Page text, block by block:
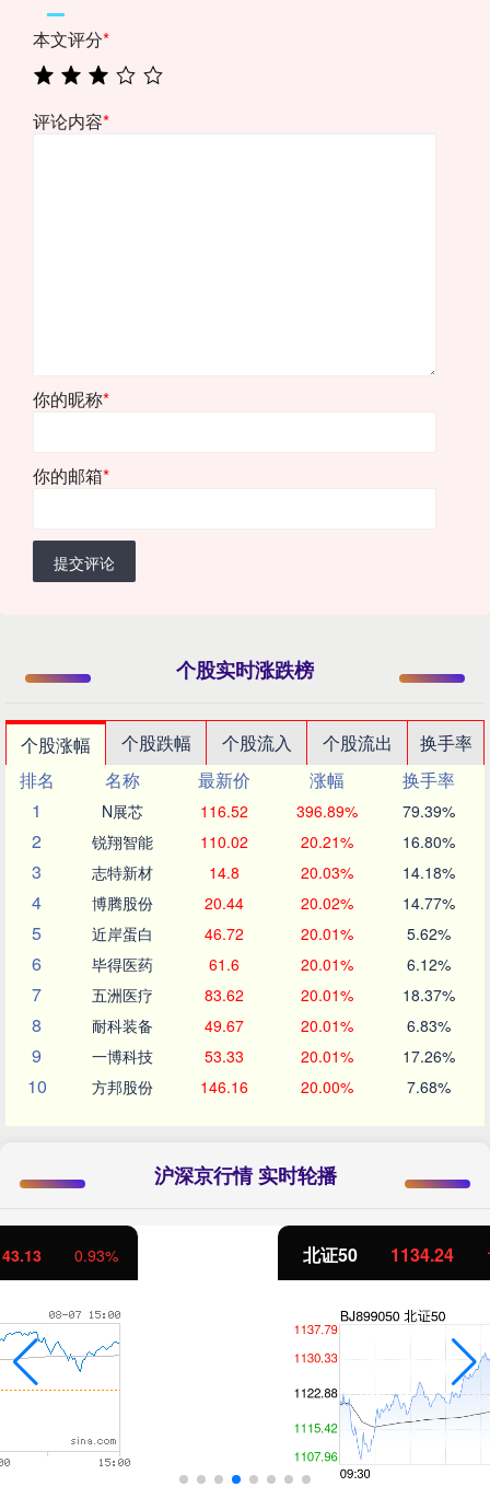
本文评分*
评论内容*
你的昵称*
你的邮箱*
提交评论
个股实时涨跌榜
个股涨幅 个股跌幅 个股流入 个股流出
换手率
排名
名称 最新价 涨幅
换手率
1
N展芯 116.52 396.89% 79.39%
2 锐翔智能 110.02 20.21% 16.80%
3 志特新材 14.8 20.03% 14.18%
4 博腾股份 20.44 20.02% 14.77%
5 近岸蛋白 46.72 20.01% 5.62%
6 毕得医药 61.6 20.01% 6.12%
7 五洲医疗 83.62 20.01% 18.37%
8 耐科装备 49.67 20.01% 6.83%
9 一博科技 53.33 20.01% 17.26%
10 方邦股份 146.16 20.00% 7.68%
沪深京行情 实时轮播
北证50 11.37 1.01%